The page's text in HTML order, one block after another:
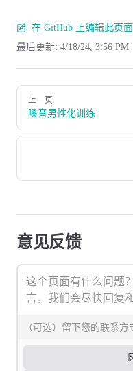
在 GitHub 上编辑此页面
最后更新: 4/18/24, 3:56 PM
Pager
上一页
嗓音男性化训练
意见反馈